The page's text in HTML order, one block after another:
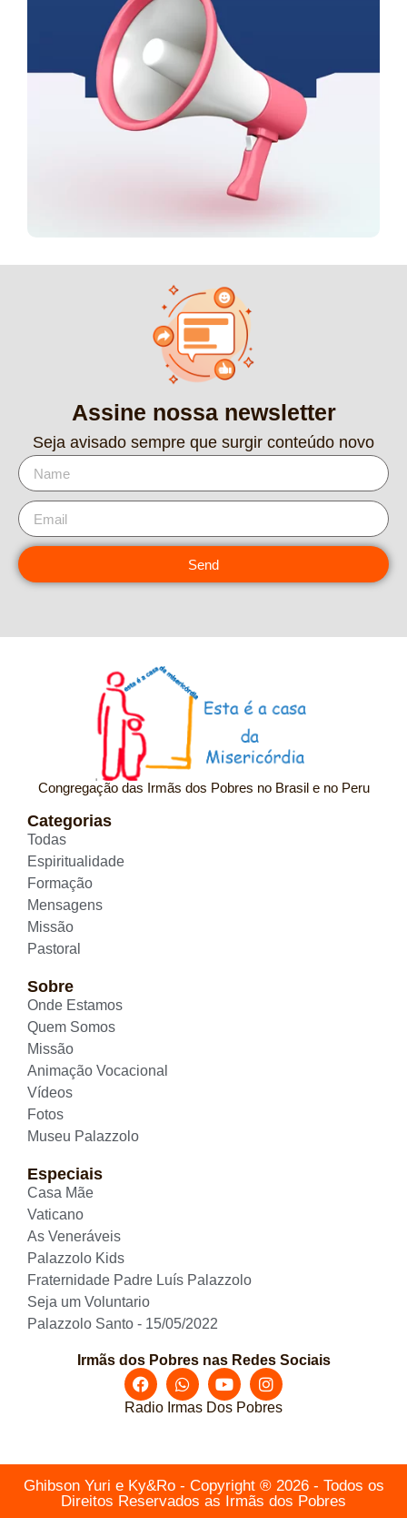
Assine nossa newsletter
Seja avisado sempre que surgir conteúdo novo
Send
Congregação das Irmãs dos Pobres no Brasil e no Peru
Categorias
Todas
Espiritualidade
Formação
Mensagens
Missão
Pastoral
Sobre
Onde Estamos
Quem Somos
Missão
Animação Vocacional
Vídeos
Fotos
Museu Palazzolo
Especiais
Casa Mãe
Vaticano
As Veneráveis
Palazzolo Kids
Fraternidade Padre Luís Palazzolo
Seja um Voluntario
Palazzolo Santo - 15/05/2022
Irmãs dos Pobres nas Redes Sociais
Radio Irmas Dos Pobres
Ghibson Yuri e Ky&Ro - Copyright ® 2026 - Todos os
Direitos Reservados as Irmãs dos Pobres